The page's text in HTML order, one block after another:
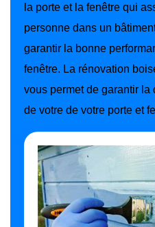
la porte et la fenêtre qui
personne dans un
garantir la bonne
fenêtre. La rénovation
vous permet de garantir
de votre de votre porte et